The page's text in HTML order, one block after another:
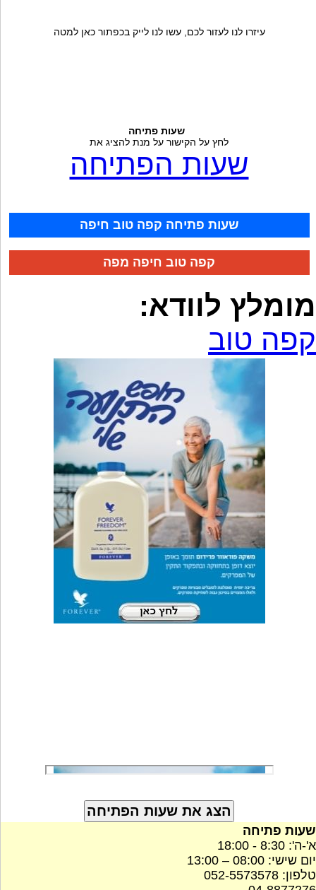
עיזרו לנו לעזור לכם, עשו לנו לייק בכפתור כאן למטה
שעות פתיחה
לחץ על הקישור על מנת להציג את
שעות הפתיחה
שעות פתיחה קפה טוב חיפה
קפה טוב חיפה מפה
מומלץ לוודא:
קפה טוב
שעות פתיחה
א'-ה': 8:30 - 18:00
יום שישי: 08:00 – 13:00
טלפון: 052-5573578